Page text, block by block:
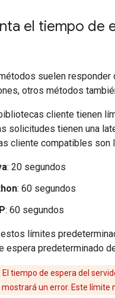
el tiempo de
suelen responder
otros métodos
cliente tienen
solicitudes tienen una
cliente compatibles son
: 20 segundos
: 60 segundos
: 60 segundos
límites
espera predeterminado
El tiempo de espera del
un error. Este límite